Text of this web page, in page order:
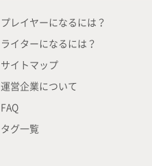
プレイヤーになるには？
ライターになるには？
サイトマップ
運営企業について
FAQ
タグ一覧